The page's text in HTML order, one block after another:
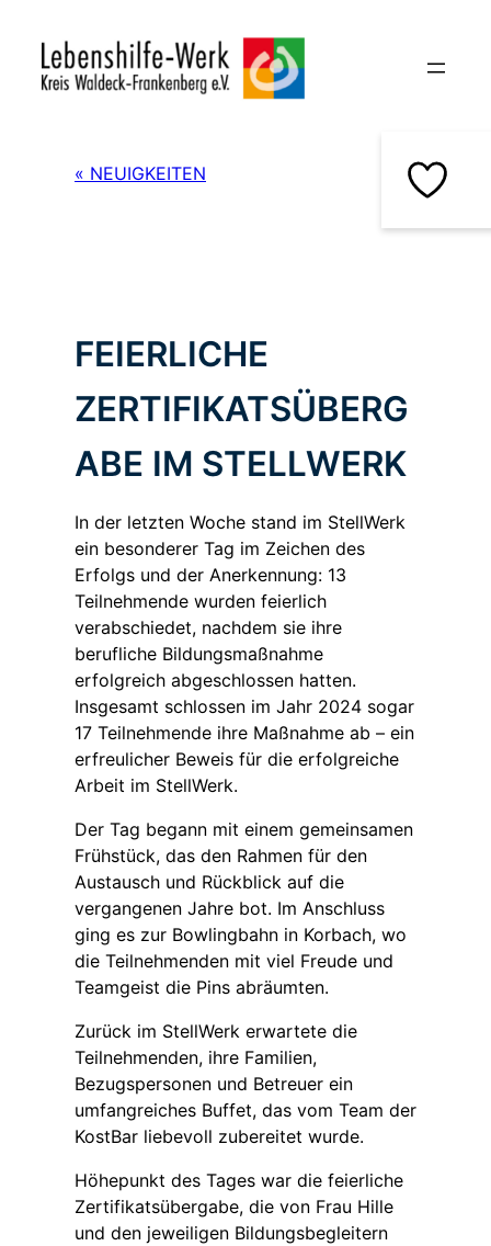
Inhalt
springen
« NEUIGKEITEN
FEIERLICHE
ZERTIFIKATSÜBERG
ABE IM STELLWERK
In der letzten Woche stand im StellWerk
ein besonderer Tag im Zeichen des
Erfolgs und der Anerkennung: 13
Teilnehmende wurden feierlich
verabschiedet, nachdem sie ihre
berufliche Bildungsmaßnahme
erfolgreich abgeschlossen hatten.
Insgesamt schlossen im Jahr 2024 sogar
17 Teilnehmende ihre Maßnahme ab – ein
erfreulicher Beweis für die erfolgreiche
Arbeit im StellWerk.
Der Tag begann mit einem gemeinsamen
Frühstück, das den Rahmen für den
Austausch und Rückblick auf die
vergangenen Jahre bot. Im Anschluss
ging es zur Bowlingbahn in Korbach, wo
die Teilnehmenden mit viel Freude und
Teamgeist die Pins abräumten.
Zurück im StellWerk erwartete die
Teilnehmenden, ihre Familien,
Bezugspersonen und Betreuer ein
umfangreiches Buffet, das vom Team der
KostBar liebevoll zubereitet wurde.
Höhepunkt des Tages war die feierliche
Zertifikatsübergabe, die von Frau Hille
und den jeweiligen Bildungsbegleitern